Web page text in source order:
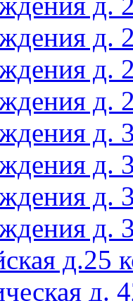
д.
д.
д.
д.
д.
д.
д.
д.25
д.